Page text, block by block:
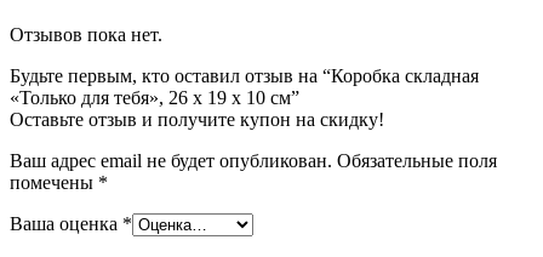
Отзывов пока нет.
Будьте первым, кто оставил отзыв на “Коробка складная
«Только для тебя», 26 х 19 х 10 см”
Оставьте отзыв и получите купон на скидку!
Ваш адрес email не будет опубликован. Обязательные поля
помечены *
Ваша оценка *